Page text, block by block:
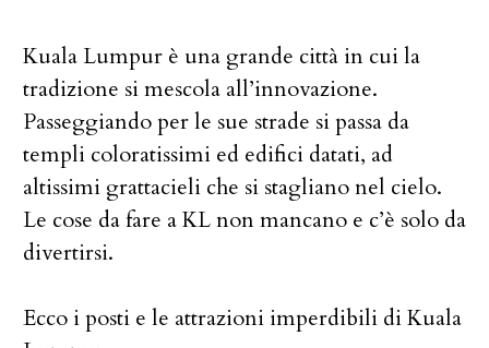
Kuala Lumpur è una grande città in cui la
tradizione si mescola all’innovazione.
Passeggiando per le sue strade si passa da
templi coloratissimi ed edifici datati, ad
altissimi grattacieli che si stagliano nel cielo.
Le cose da fare a KL non mancano e c’è solo da
divertirsi.
Ecco i posti e le attrazioni imperdibili di Kuala